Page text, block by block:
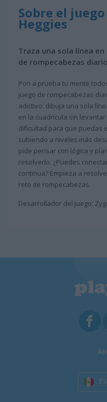
Sobre el
Heggies
Traza una sola línea
de rompecabezas diario
Pon a prueba tu mente
juego de rompecabezas
adictivo: dibuja una sola
en la cuadrícula sin
dificultad para que puedas
subiendo a niveles más
pide pensar con lógica y
resolverlo. ¿Puedes
continua? Empieza a
reto de rompecabezas.
Desarrollador del juego: